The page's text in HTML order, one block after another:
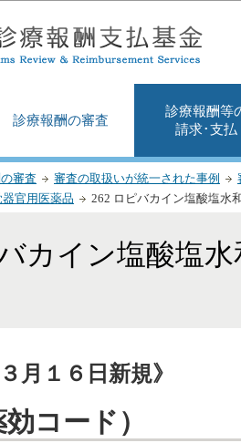
診療報酬の審査
診療報酬等
請求･支払
審査 審査の取扱いが統一された事例
官用医薬品
262 ロピバカイン塩酸塩水
カイン塩酸塩
月１６日新規》
コード）